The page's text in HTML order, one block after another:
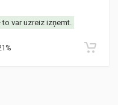
var uzreiz izņemt.